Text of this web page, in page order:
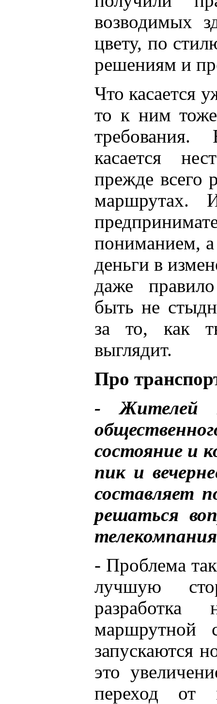
возводимых
цвету, по
решениям и
Что касается
то к ним тоже
касается
прежде всего
маршрутах.
пониманием, а
деньги в
даже
быть не
за то, как
выглядит.
Про
- Жителей
состояние и
пик и
составляет
решаться
- Проблема
лучшую
разработка
маршрутной
запускаются
это
переход от